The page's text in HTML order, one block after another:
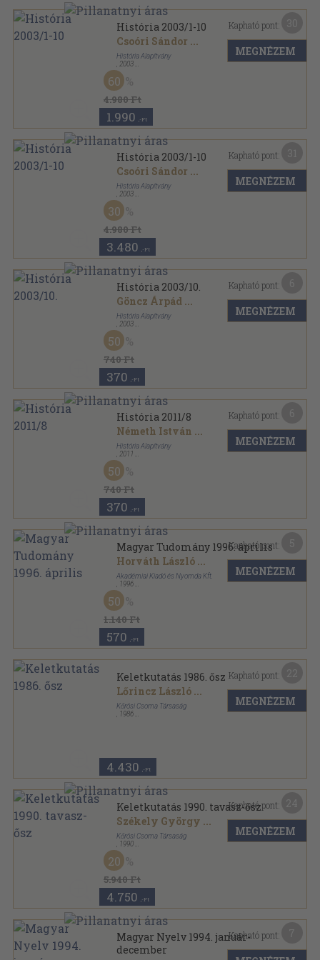
História 2003/1-10
Csoóri Sándor ...
História Alapítvány
2003
Könyvkötői kötés
História sorozat
4.980 Ft
60
1.990 ,-Ft
Kapható pont:
MEGNÉZEM
História 2003/1-10
Csoóri Sándor ...
História Alapítvány
2003
Tűzött kötés
História sorozat
4.980 Ft
30
3.480 ,-Ft
Kapható pont:
MEGNÉZEM
História 2003/10.
Göncz Árpád ...
História Alapítvány
2003
Tűzött kötés
História sorozat
740 Ft
50
370 ,-Ft
Kapható pont:
MEGNÉZEM
História 2011/8
Németh István ...
História Alapítvány
2011
Tűzött kötés
História sorozat
740 Ft
50
370 ,-Ft
Kapható pont:
MEGNÉZEM
Magyar Tudomány 1996. április
Horváth László ...
Akadémiai Kiadó és Nyomda Kft.
1996
Ragasztott papírkötés
Magyar Tudomány sorozat
1.140 Ft
50
570 ,-Ft
Kapható pont:
MEGNÉZEM
Keletkutatás 1986. ősz
Lőrincz László ...
Kőrösi Csoma Társaság
1986
4.430 ,-Ft
Kapható pont:
MEGNÉZEM
Keletkutatás 1990. tavasz-ősz
Székely György ...
Kőrösi Csoma Társaság
1990
Ragasztott papírkötés
Keletkutatás sorozat
5.940 Ft
20
4.750 ,-Ft
Kapható pont:
MEGNÉZEM
Magyar Nyelv 1994. január-
december
Kapható pont: